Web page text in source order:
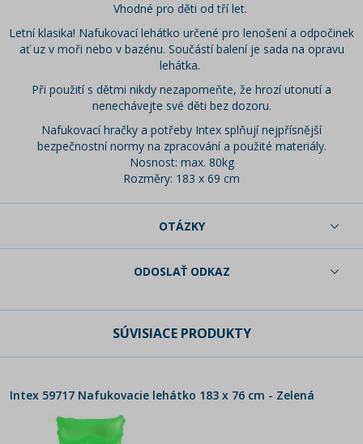
Vhodné pro děti od tří let.
Letní klasika! Nafukovací lehátko určené pro lenošení a odpočinek
ať uz v moři nebo v bazénu. Součástí balení je sada na opravu
lehátka.
Při použití s dětmi nikdy nezapomeňte, že hrozí utonutí a
nenechávejte své děti bez dozoru.
Nafukovací hračky a potřeby Intex splňují nejpřísnější
bezpečnostní normy na zpracování a použité materiály.
Nosnost: max. 80kg
Rozměry: 183 x 69 cm
OTÁZKY
ODOSLAŤ ODKAZ
SÚVISIACE PRODUKTY
Intex 59717 Nafukovacie lehátko 183 x 76 cm - Zelená